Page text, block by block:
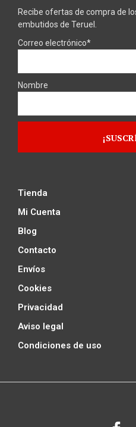
Recibe ofertas de compra de
embutidos de Teruel.
Correo electrónico*
Nombre
Tienda
Mi Cuenta
Blog
Contacto
Envíos
Cookies
Privacidad
Aviso legal
Condiciones de uso